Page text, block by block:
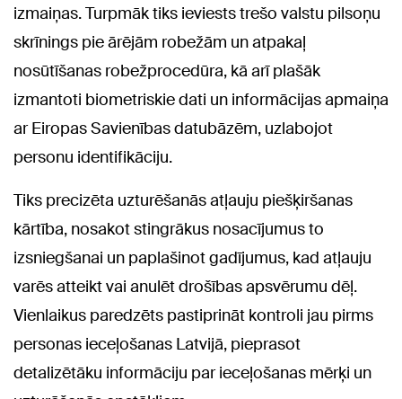
izmaiņas. Turpmāk tiks ieviests trešo valstu pilsoņu
skrīnings pie ārējām robežām un atpakaļ
nosūtīšanas robežprocedūra, kā arī plašāk
izmantoti biometriskie dati un informācijas apmaiņa
ar Eiropas Savienības datubāzēm, uzlabojot
personu identifikāciju.
Tiks precizēta uzturēšanās atļauju piešķiršanas
kārtība, nosakot stingrākus nosacījumus to
izsniegšanai un paplašinot gadījumus, kad atļauju
varēs atteikt vai anulēt drošības apsvērumu dēļ.
Vienlaikus paredzēts pastiprināt kontroli jau pirms
personas ieceļošanas Latvijā, pieprasot
detalizētāku informāciju par ieceļošanas mērķi un